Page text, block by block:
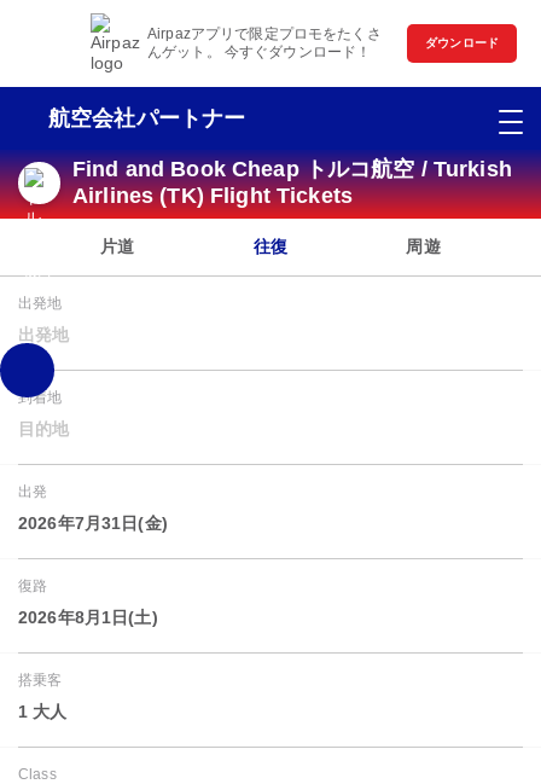
Airpazアプリで限定プロモをたくさ
んゲット。 今すぐダウンロード！
ダウンロード
航空会社パートナー
Find and Book Cheap トルコ航空 / Turkish
Airlines (TK) Flight Tickets
片道 往復 周遊
出発地
出発地
到着地
目的地
出発
2026年7月31日(金)
復路
2026年8月1日(土)
搭乗客
1 大人
Class